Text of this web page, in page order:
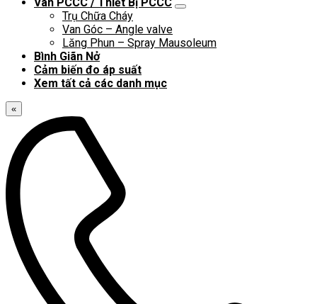
Trụ Chữa Cháy
Van Góc – Angle valve
Lăng Phun – Spray Mausoleum
Bình Giãn Nở
Cảm biến đo áp suất
Xem tất cả các danh mục
«